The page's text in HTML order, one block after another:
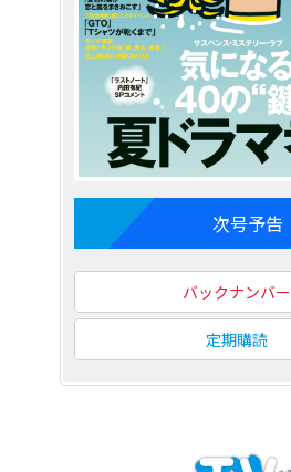
次号予告
バックナンバー
定期購読